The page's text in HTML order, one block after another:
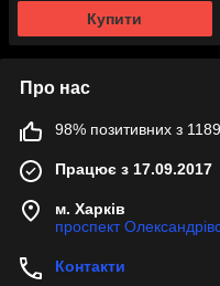
Купити
Про нас
98% позитивних з 1189
Працює з 17.09.2017
м. Харків
проспект
Контакти